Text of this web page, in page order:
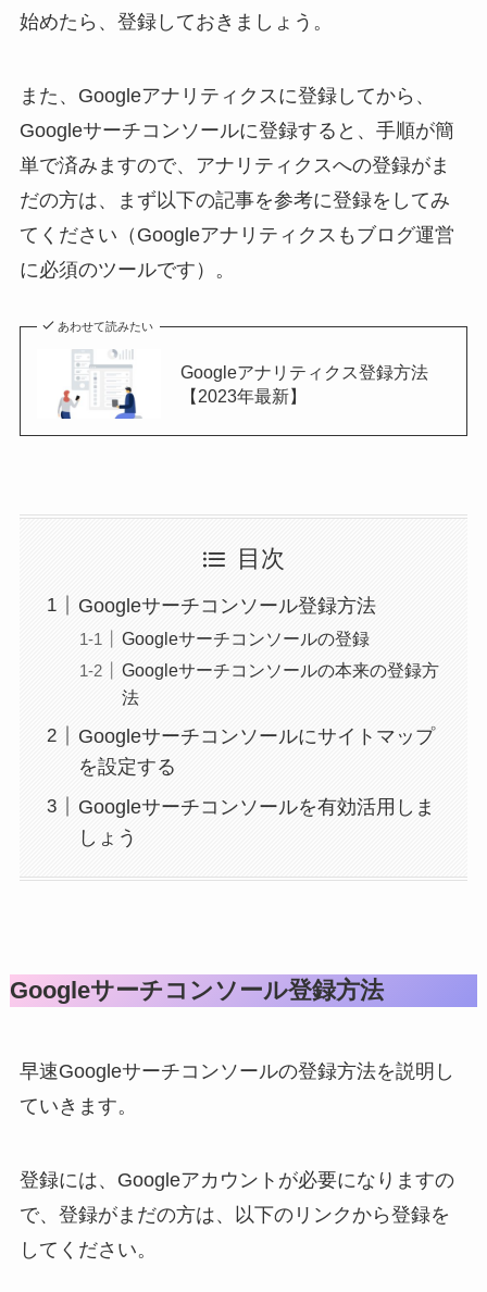
始めたら、登録しておきましょう。
また、Googleアナリティクスに登録してから、
Googleサーチコンソールに登録すると、手順が簡
単で済みますので、アナリティクスへの登録がま
だの方は、まず以下の記事を参考に登録をしてみ
てください（Googleアナリティクスもブログ運営
に必須のツールです）。
あわせて読みたい
Googleアナリティクス登録方法
【2023年最新】
目次
Googleサーチコンソール登録方法
Googleサーチコンソールの登録
Googleサーチコンソールの本来の登録方
法
Googleサーチコンソールにサイトマップ
を設定する
Googleサーチコンソールを有効活用しま
しょう
Googleサーチコンソール登録方法
早速Googleサーチコンソールの登録方法を説明し
ていきます。
登録には、Googleアカウントが必要になりますの
で、登録がまだの方は、以下のリンクから登録を
してください。